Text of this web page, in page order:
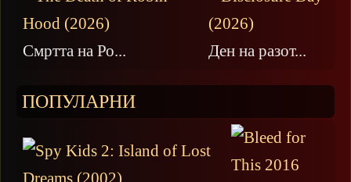
Смртта на Ро... Ден на разот...
ПОПУЛАРНИ